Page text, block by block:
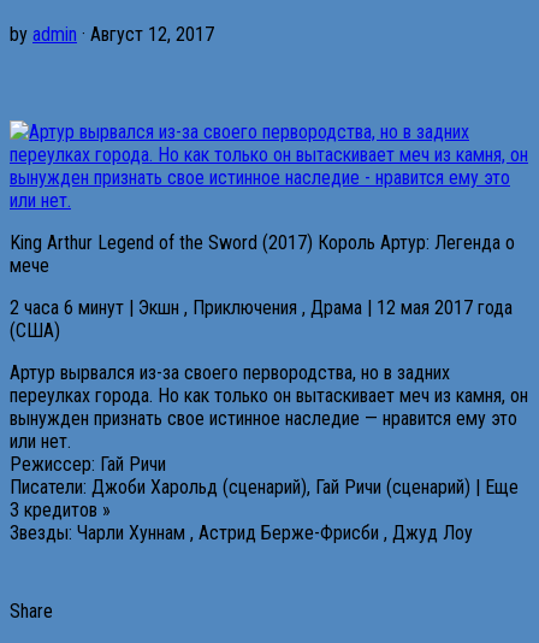
by admin · Август 12, 2017
King Arthur Legend of the Sword (2017) Король Артур: Легенда о
мече
2 часа 6 минут | Экшн , Приключения , Драма | 12 мая 2017 года
(США)
Артур вырвался из-за своего первородства, но в задних
переулках города. Но как только он вытаскивает меч из камня, он
вынужден признать свое истинное наследие — нравится ему это
или нет.
Режиссер: Гай Ричи
Писатели: Джоби Харольд (сценарий), Гай Ричи (сценарий) | Еще
3 кредитов »
Звезды: Чарли Хуннам , Астрид Берже-Фрисби , Джуд Лоу
Share